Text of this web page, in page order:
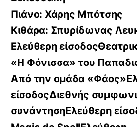
Πιάνο: Χάρης Μπότσης
Κιθάρα: Σπυρίδωνας
Ελεύθερη
«Η Φόνισσα» του
Από την ομάδα
είσοδοςΔιεθνής
συνάντησηΕλεύθερη